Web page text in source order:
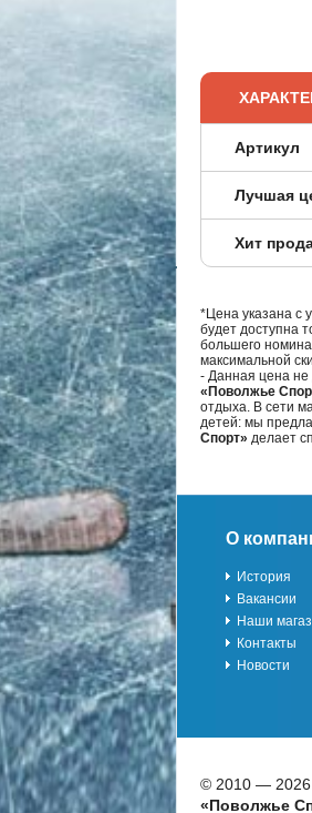
Артикул
Лучшая
Хит
*Цена указана с
будет доступна
большего
максимальной
- Данная цена
«Поволжье
отдыха. В сети
детей: мы
Спорт» делает
О
История
Вакансии
Наши
Контакты
Новости
© 2010 — 2026
«Поволжье